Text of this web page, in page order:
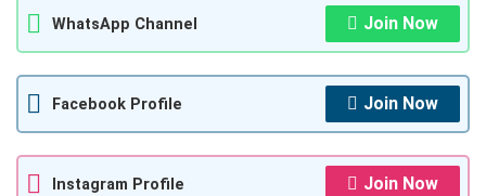
WhatsApp Channel Join Now
Facebook Profile Join Now
Instagram Profile Join Now